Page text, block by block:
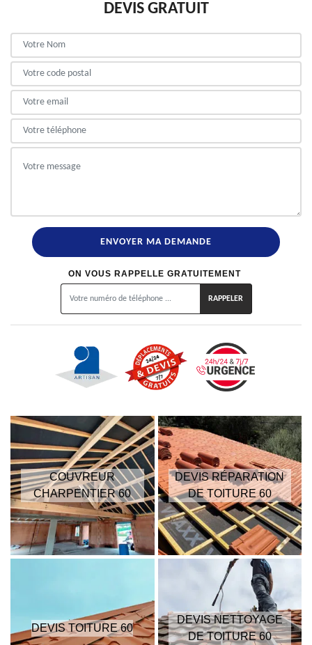
DEVIS GRATUIT
ON VOUS RAPPELLE GRATUITEMENT
COUVREUR
CHARPENTIER 60
DEVIS RÉPARATION
DE TOITURE 60
DEVIS TOITURE 60
DEVIS NETTOYAGE
DE TOITURE 60